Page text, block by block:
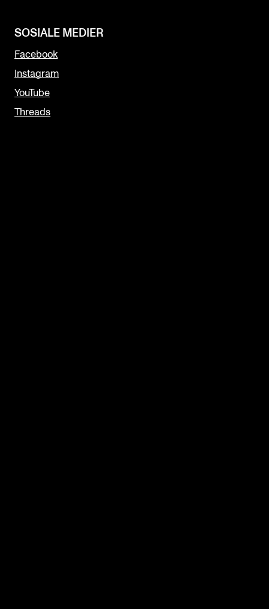
SOSIALE MEDIER
Facebook
Instagram
YouTube
Threads